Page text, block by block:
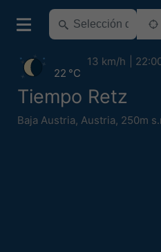
Tiempo Retz
Baja Austria, Austria, 250m
22 °C
13 km/h